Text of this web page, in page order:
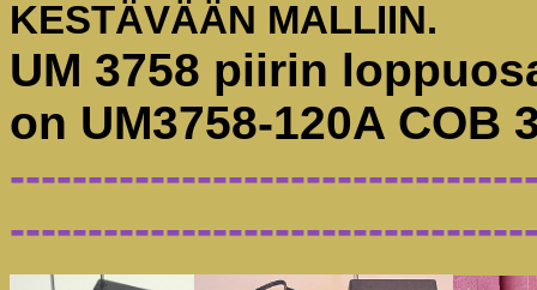
KESTÄVÄÄN MALLIIN.
UM 3758 piirin
on UM3758-120A COB